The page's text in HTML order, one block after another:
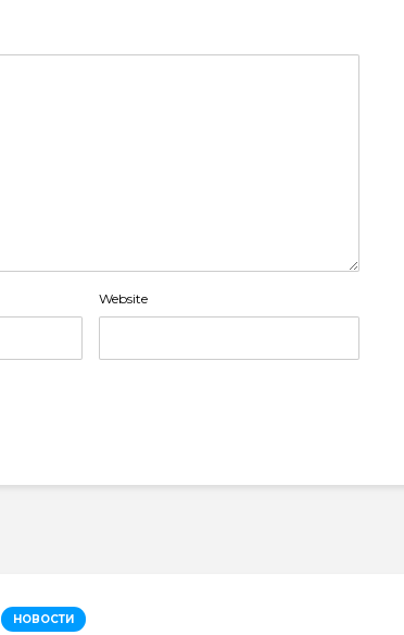
Website
НОВОСТИ